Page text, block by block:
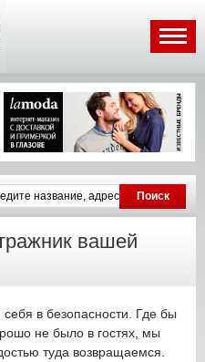
вашей
в безопасности. Где бы
не было в гостях, мы
туда возвращаемся.